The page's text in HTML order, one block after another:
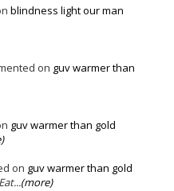
blindness light our man
on guv warmer than
guv warmer than gold
on guv warmer than gold
(more)